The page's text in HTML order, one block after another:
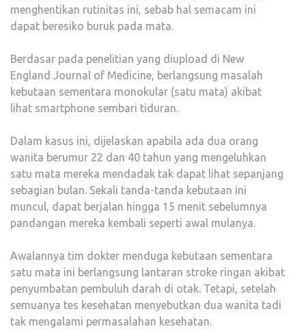
menghentikan rutinitas ini, sebab hal semacam ini
dapat beresiko buruk pada mata.
Berdasar pada penelitian yang diupload di New
England Journal of Medicine, berlangsung masalah
kebutaan sementara monokular (satu mata) akibat
lihat smartphone sembari tiduran.
Dalam kasus ini, dijelaskan apabila ada dua orang
wanita berumur 22 dan 40 tahun yang mengeluhkan
satu mata mereka mendadak tak dapat lihat sepanjang
sebagian bulan. Sekali tanda-tanda kebutaan ini
muncul, dapat berjalan hingga 15 menit sebelumnya
pandangan mereka kembali seperti awal mulanya.
Awalannya tim dokter menduga kebutaan sementara
satu mata ini berlangsung lantaran stroke ringan akibat
penyumbatan pembuluh darah di otak. Tetapi, setelah
semuanya tes kesehatan menyebutkan dua wanita tadi
tak mengalami permasalahan kesehatan.